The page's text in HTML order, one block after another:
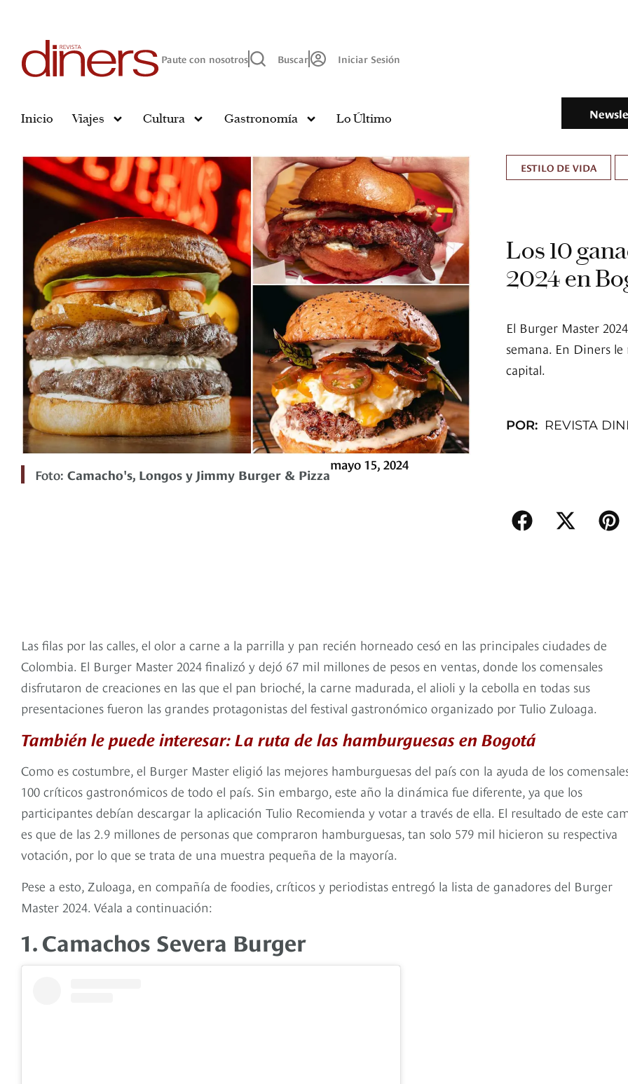
Paute con nosotros Buscar Iniciar Sesión
Inicio Viajes Cultura Gastronomía Lo Último
Foto: Camacho's, Longos y Jimmy Burger & Pizza
mayo 15, 2024
ESTILO DE VIDA
Los 10
2024 en
El Burger Master
semana. En Diners
capital.
POR: REVISTA
Las filas por las calles, el olor a carne a la parrilla y pan recién horneado cesó en las principales ciudades de
Colombia. El Burger Master 2024 finalizó y dejó 67 mil millones de pesos en ventas, donde los comensales
disfrutaron de creaciones en las que el pan brioché, la carne madurada, el alioli y la cebolla en todas sus
presentaciones fueron las grandes protagonistas del festival gastronómico organizado por Tulio Zuloaga.
También le puede interesar: La ruta de las hamburguesas en Bogotá
Como es costumbre, el Burger Master eligió las mejores hamburguesas del país con la ayuda de los
100 críticos gastronómicos de todo el país. Sin embargo, este año la dinámica fue diferente, ya que los
participantes debían descargar la aplicación Tulio Recomienda y votar a través de ella. El resultado de este
es que de las 2.9 millones de personas que compraron hamburguesas, tan solo 579 mil hicieron su respectiva
votación, por lo que se trata de una muestra pequeña de la mayoría.
Pese a esto, Zuloaga, en compañía de foodies, críticos y periodistas entregó la lista de ganadores del Burger
Master 2024. Véala a continuación:
1. Camachos Severa Burger